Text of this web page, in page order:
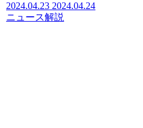
2024.04.23 2024.04.24
ニュース解説